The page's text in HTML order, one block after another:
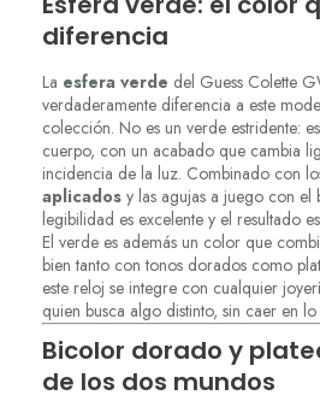
diferencia
La esfera verde del Guess Colette
verdaderamente diferencia a este
colección. No es un verde estridente:
cuerpo, con un acabado que cambia
incidencia de la luz. Combinado con
aplicados y las agujas a juego con
legibilidad es excelente y el resultado
El verde es además un color que
bien tanto con tonos dorados como
este reloj se integre con cualquier
quien busca algo distinto, sin caer en lo
Bicolor dorado y
de los dos mundos